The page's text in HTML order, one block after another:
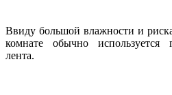
Ввиду большой влажности и
комнате обычно используется
лента.